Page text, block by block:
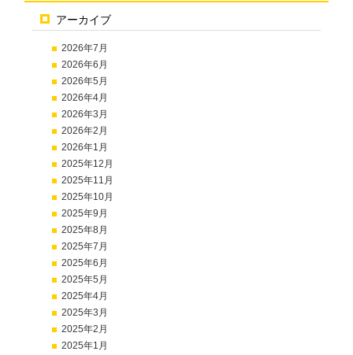
アーカイブ
2026年7月
2026年6月
2026年5月
2026年4月
2026年3月
2026年2月
2026年1月
2025年12月
2025年11月
2025年10月
2025年9月
2025年8月
2025年7月
2025年6月
2025年5月
2025年4月
2025年3月
2025年2月
2025年1月